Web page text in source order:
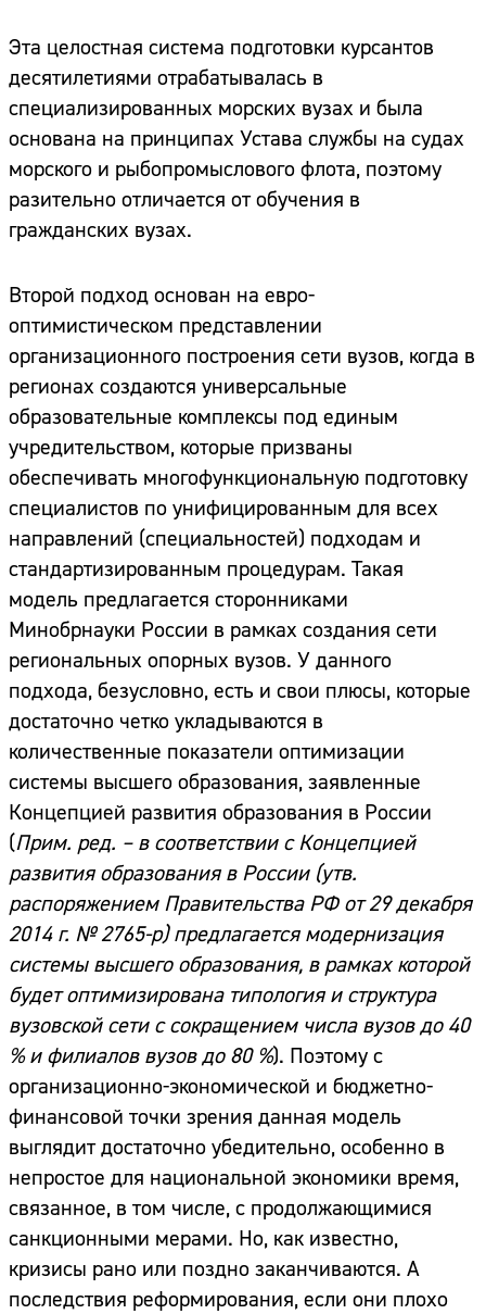
Эта целостная система подготовки курсантов
десятилетиями отрабатывалась в
специализированных морских вузах и была
основана на принципах Устава службы на судах
морского и рыбопромыслового флота, поэтому
разительно отличается от обучения в
гражданских вузах.
Второй подход основан на евро-
оптимистическом представлении
организационного построения сети вузов, когда в
регионах создаются универсальные
образовательные комплексы под единым
учредительством, которые призваны
обеспечивать многофункциональную подготовку
специалистов по унифицированным для всех
направлений (специальностей) подходам и
стандартизированным процедурам. Такая
модель предлагается сторонниками
Минобрнауки России в рамках создания сети
региональных опорных вузов. У данного
подхода, безусловно, есть и свои плюсы, которые
достаточно четко укладываются в
количественные показатели оптимизации
системы высшего образования, заявленные
Концепцией развития образования в России
(Прим. ред. – в соответствии с Концепцией
развития образования в России (утв.
распоряжением Правительства РФ от 29 декабря
2014 г. № 2765-р) предлагается модернизация
системы высшего образования, в рамках которой
будет оптимизирована типология и структура
вузовской сети с сокращением числа вузов до 40
% и филиалов вузов до 80 %). Поэтому с
организационно-экономической и бюджетно-
финансовой точки зрения данная модель
выглядит достаточно убедительно, особенно в
непростое для национальной экономики время,
связанное, в том числе, с продолжающимися
санкционными мерами. Но, как известно,
кризисы рано или поздно заканчиваются. А
последствия реформирования, если они плохо
Телефон: